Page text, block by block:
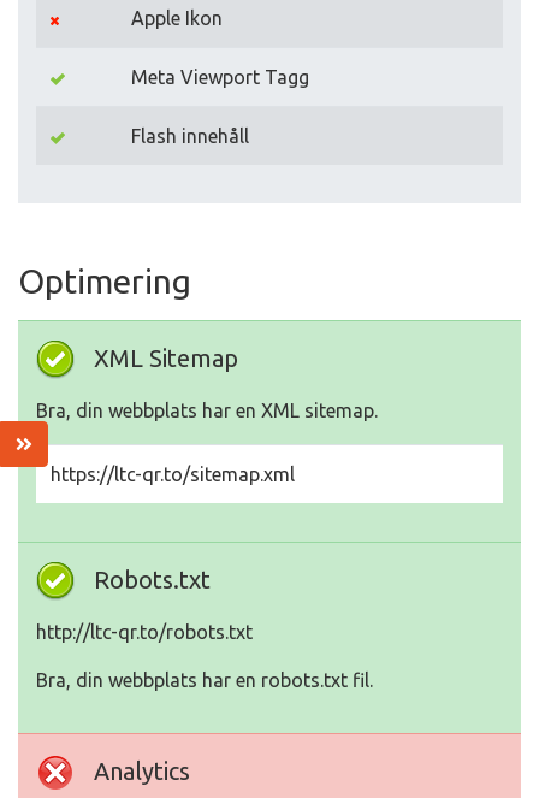
Apple Ikon
Meta Viewport Tagg
Flash innehåll
Optimering
XML Sitemap
Bra, din webbplats har en XML sitemap.
https://ltc-qr.to/sitemap.xml
Robots.txt
http://ltc-qr.to/robots.txt
Bra, din webbplats har en robots.txt fil.
Analytics